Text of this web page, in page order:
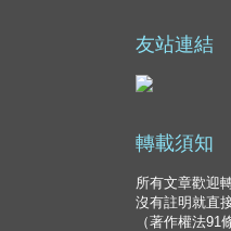
友站連結
轉載須知
所有文章歡迎
沒有註明就直
（著作權法